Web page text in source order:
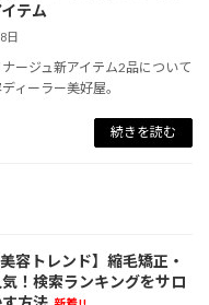
テム
日
ージュ新アイテム2品について
ィーラー美好屋。
続きを読む
容トレンド】縮毛矯正・
！検索ランキングをサロ